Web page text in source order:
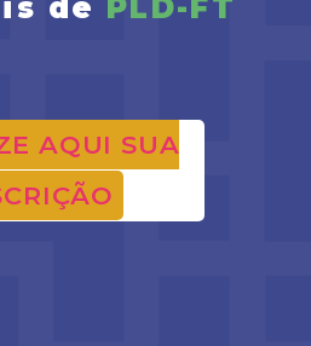
de PLD-FT
AQUI SUA